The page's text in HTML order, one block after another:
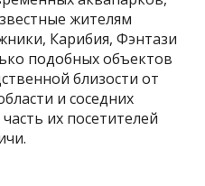
жителям
Карибия, Фэнтази
подобных объектов
близости от
и соседних
их посетителей